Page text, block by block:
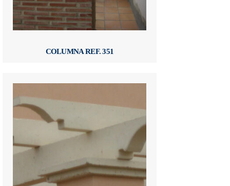
COLUMNA REF. 351